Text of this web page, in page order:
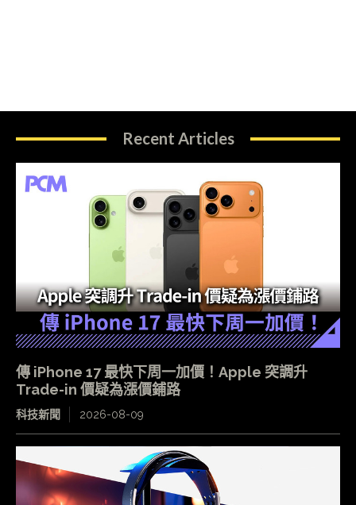
Recent Articles
傳 iPhone 17 最快下周一加價！Apple 突調升
Trade-in 價疑為漲價鋪路
科技新聞 2026-08-09